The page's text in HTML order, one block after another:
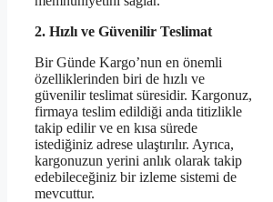
2. Hızlı ve Güvenilir Teslimat
Bir Günde Kargo’nun en önemli
özelliklerinden biri de hızlı ve
güvenilir teslimat süresidir. Kargonuz,
firmaya teslim edildiği anda titizlikle
takip edilir ve en kısa sürede
istediğiniz adrese ulaştırılır. Ayrıca,
kargonuzun yerini anlık olarak takip
edebileceğiniz bir izleme sistemi de
mevcuttur.